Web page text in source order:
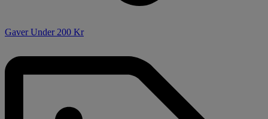
Gaver Under 200 Kr